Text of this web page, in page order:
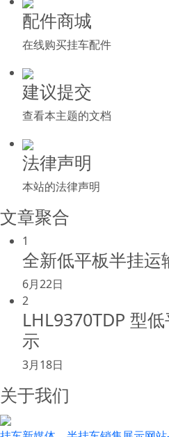
配件商城
在线购买挂车配件
建议提交
查看本主题的文档
法律声明
本站的法律声明
文章聚合
1
全新低平板半挂运
6月22日
2
LHL9370TDP 型
示
3月18日
关于我们